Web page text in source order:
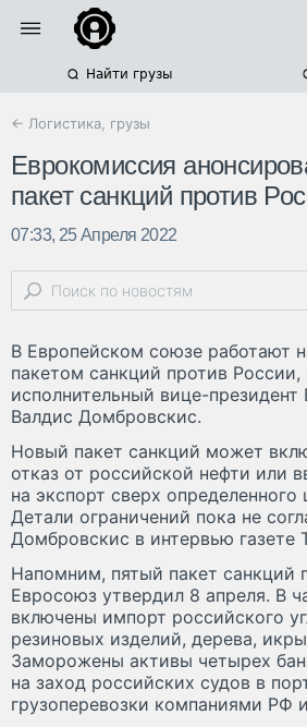
Найти грузы
← Логистика, грузы
Еврокомиссия
пакет санкций против
07:33, 25 Апреля 2022
В Европейском союзе работают
пакетом санкций против России,
исполнительный вице-
Валдис Домбровскис.
Новый пакет санкций может
отказ от российской нефти или
на экспорт сверх определенного
Детали ограничений пока не
Домбровскис в интервью газете
Напомним, пятый пакет санкций
Евросоюз утвердил 8 апреля. В
включены импорт российского
резиновых изделий, дерева,
Заморожены активы четырех
на заход российских судов в
грузоперевозки компаниями РФ